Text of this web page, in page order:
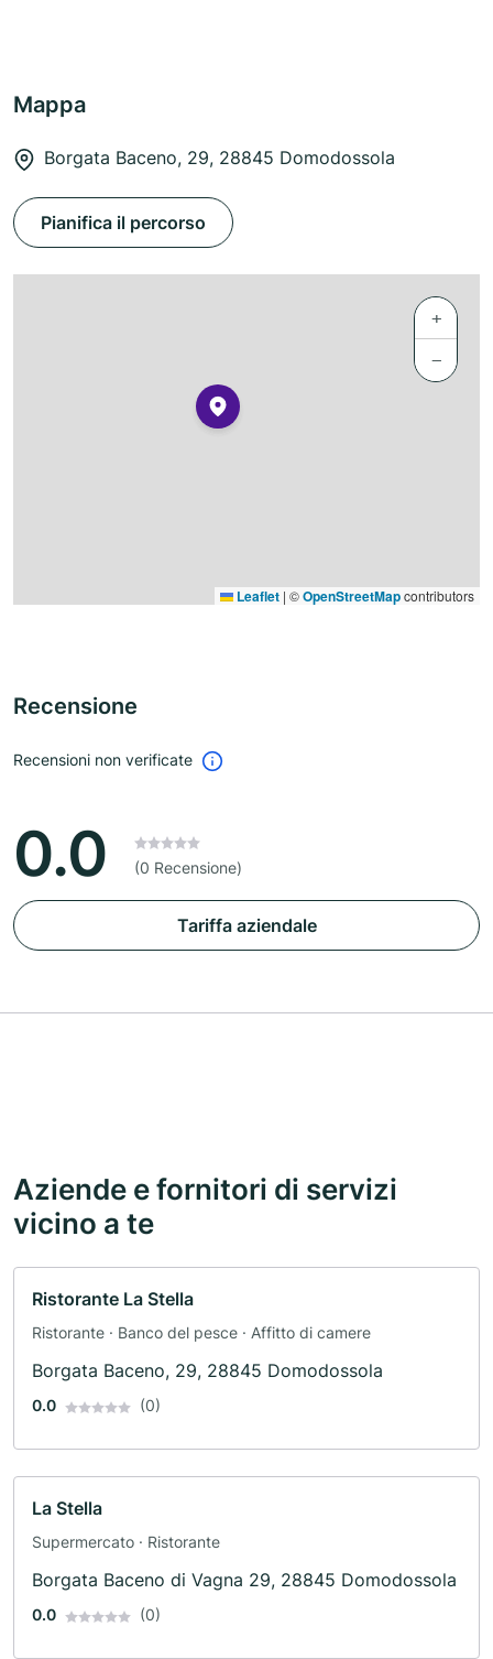
Mappa
Borgata Baceno, 29, 28845 Domodossola
Pianifica il percorso
+
−
Leaflet | ©OpenStreetMapcontributors
Recensione
Recensioni non verificate
0.0 (0 Recensione)
Tariffa aziendale
Aziende e fornitori di servizi
vicino a te
Ristorante La Stella
Ristorante · Banco del pesce · Affitto di camere
Borgata Baceno, 29, 28845 Domodossola
0.0 (0)
La Stella
Supermercato · Ristorante
Borgata Baceno di Vagna 29, 28845 Domodossola
0.0 (0)